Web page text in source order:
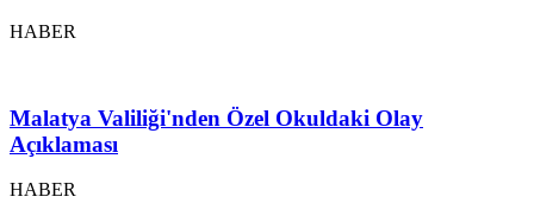
HABER
Malatya Valiliği'nden Özel Okuldaki Olay
Açıklaması
HABER